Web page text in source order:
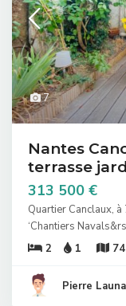
7
Nantes
terrasse
313 500 €
Quartier Canclaux,
‘Chantiers Navals&rs
2
1
Pierre